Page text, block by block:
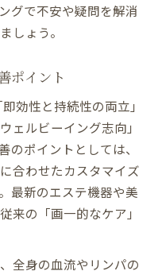
グで不安や疑問を解消
しょう。
ポイント
効性と持続性の両立」
ェルビーイング志向」
のポイントとしては、
合わせたカスタマイズ
最新のエステ機器や美
来の「画一的なケア」
全身の血流やリンパの